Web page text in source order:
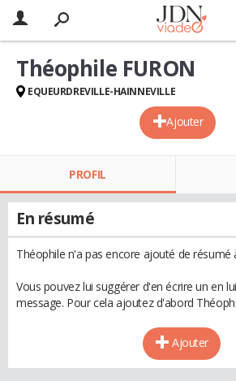
Ajouter
Théophile FURON
EQUEURDREVILLE-HAINNEVILLE
PROFIL
En résumé
Théophile n'a pas encore ajouté de résumé
Vous pouvez lui suggérer d'en écrire un en
message. Pour cela ajoutez d'abord
Ajouter